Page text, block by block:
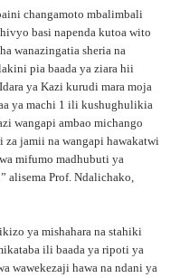
changamoto mbalimbali
basi napenda kutoa wito
wanazingatia sheria na
pia baada ya ziara hii
ya Kazi kurudi mara moja
ya machi 1 ili kushughulikia
wangapi ambao michango
jamii na wangapi hawakatwi
mifumo madhubuti ya
alisema Prof. Ndalichako,
ya mishahara na stahiki
ili baada ya ripoti ya
wawekezaji hawa na ndani ya